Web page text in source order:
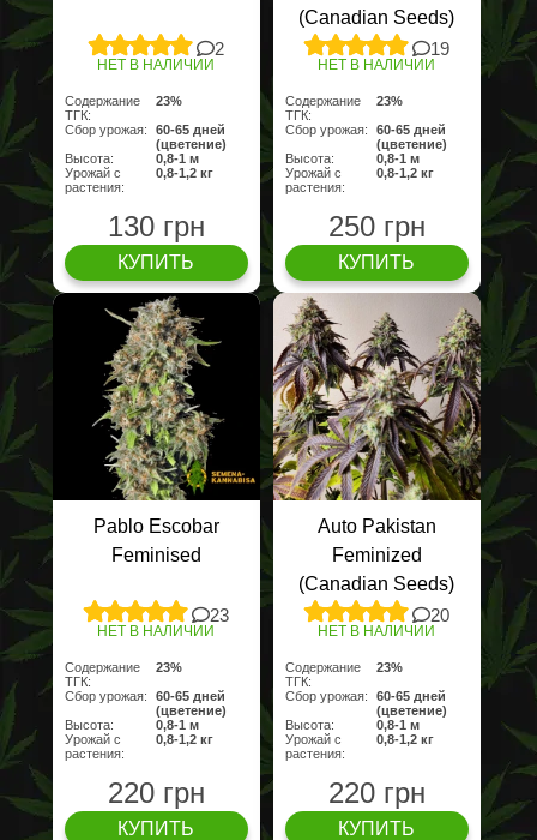
2
НЕТ В НАЛИЧИИ
Содержание
ТГК:
23%
Сбор урожая:
60-65 дней
(цветение)
Высота:
0,8-1 м
Урожай с
растения:
0,8-1,2 кг
130 грн
КУПИТЬ
(Canadian Seeds)
19
НЕТ В НАЛИЧИИ
Содержание
ТГК:
23%
Сбор урожая:
60-65 дней
(цветение)
Высота:
0,8-1 м
Урожай с
растения:
0,8-1,2 кг
250 грн
КУПИТЬ
Pablo Escobar
Feminised
23
НЕТ В НАЛИЧИИ
Содержание
ТГК:
23%
Сбор урожая:
60-65 дней
(цветение)
Высота:
0,8-1 м
Урожай с
растения:
0,8-1,2 кг
220 грн
КУПИТЬ
Auto Pakistan
Feminized
(Canadian Seeds)
20
НЕТ В НАЛИЧИИ
Содержание
ТГК:
23%
Сбор урожая:
60-65 дней
(цветение)
Высота:
0,8-1 м
Урожай с
растения:
0,8-1,2 кг
220 грн
КУПИТЬ